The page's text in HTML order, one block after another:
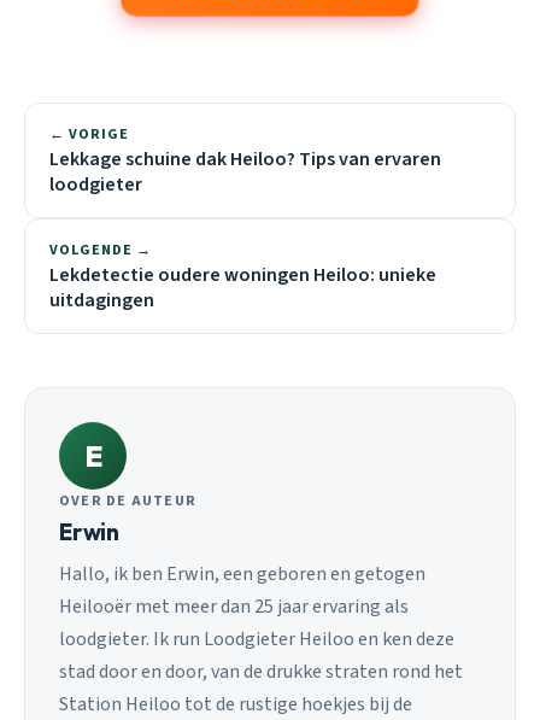
← VORIGE
Lekkage schuine dak Heiloo? Tips van ervaren
loodgieter
VOLGENDE →
Lekdetectie oudere woningen Heiloo: unieke
uitdagingen
E
OVER DE AUTEUR
Erwin
Hallo, ik ben Erwin, een geboren en getogen
Heilooër met meer dan 25 jaar ervaring als
loodgieter. Ik run Loodgieter Heiloo en ken deze
stad door en door, van de drukke straten rond het
Station Heiloo tot de rustige hoekjes bij de